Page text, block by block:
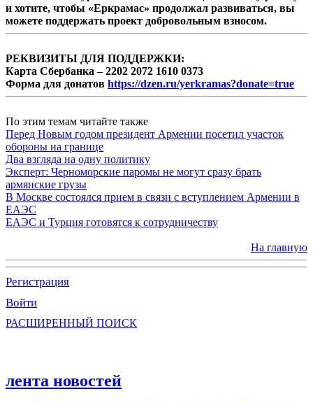
и хотите, чтобы «Еркрамас» продолжал развиваться, вы
можете поддержать проект добровольным взносом.
РЕКВИЗИТЫ ДЛЯ ПОДДЕРЖКИ:
Карта Сбербанка – 2202 2072 1610 0373
Форма для донатов https://dzen.ru/yerkramas?donate=true
По этим темам читайте также
Перед Новым годом президент Армении посетил участок
обороны на границе
Два взгляда на одну политику
Эксперт: Черноморские паромы не могут сразу брать
армянские грузы
В Москве состоялся прием в связи с вступлением Армении в
ЕАЭС
ЕАЭС и Турция готовятся к сотрудничеству
На главную
Регистрация
Войти
РАСШИРЕННЫЙ ПОИСК
лента новостей